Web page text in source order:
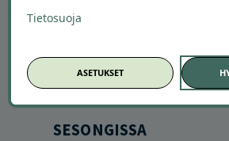
SESONGISSA
Tietosuoja
ASETUKSET